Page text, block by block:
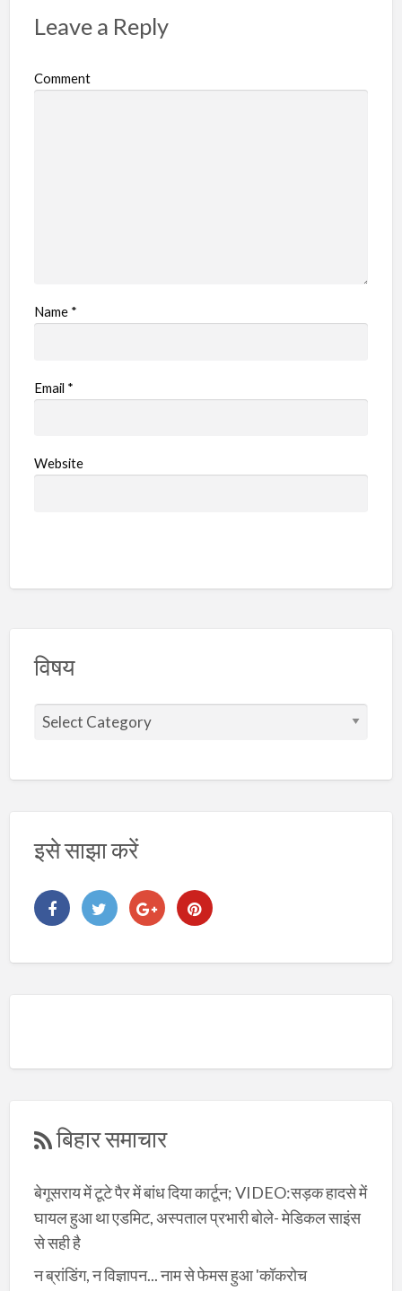
Leave a Reply
Comment
Name *
Email *
Website
विषय
इसे साझा करें
बिहार समाचार
बेगूसराय में टूटे पैर में बांध दिया कार्टून; VIDEO:सड़क हादसे में
घायल हुआ था एडमिट, अस्पताल प्रभारी बोले- मेडिकल साइंस
से सही है
न ब्रांडिंग, न विज्ञापन... नाम से फेमस हुआ 'कॉकरोच